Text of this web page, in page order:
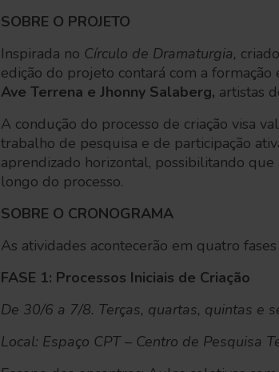
SOBRE O PROJETO
Inspirada no Círculo de Dramaturgia,
edição do projeto contará com a formação
Ave Terrena e Jhonny Salaberg, artistas
A condução do processo de criação visa
trabalho de pesquisa e de participação
aprendizado horizontal, possibilitando
longo do processo.
SOBRE O CRONOGRAMA
As atividades acontecerão em quatro
FASE 1: Processos Iniciais de Criação
De 30/6 a 7/8. Terças, quartas, quintas e
Local: Espaço CPT – Centro de Pesquisa